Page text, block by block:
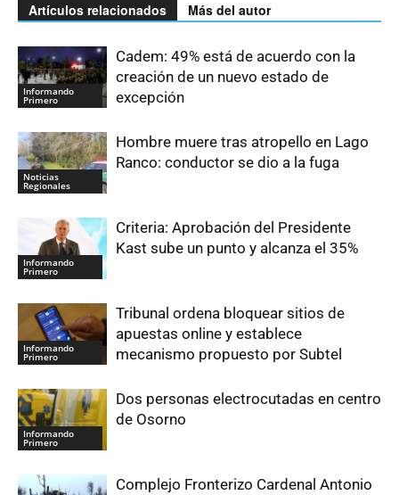
Artículos relacionados Más del autor
Informando
Primero
Cadem: 49% está de acuerdo con la
creación de un nuevo estado de
excepción
Noticias
Regionales
Hombre muere tras atropello en Lago
Ranco: conductor se dio a la fuga
Informando
Primero
Criteria: Aprobación del Presidente
Kast sube un punto y alcanza el 35%
Informando
Primero
Tribunal ordena bloquear sitios de
apuestas online y establece
mecanismo propuesto por Subtel
Informando
Primero
Dos personas electrocutadas en centro
de Osorno
Complejo Fronterizo Cardenal Antonio